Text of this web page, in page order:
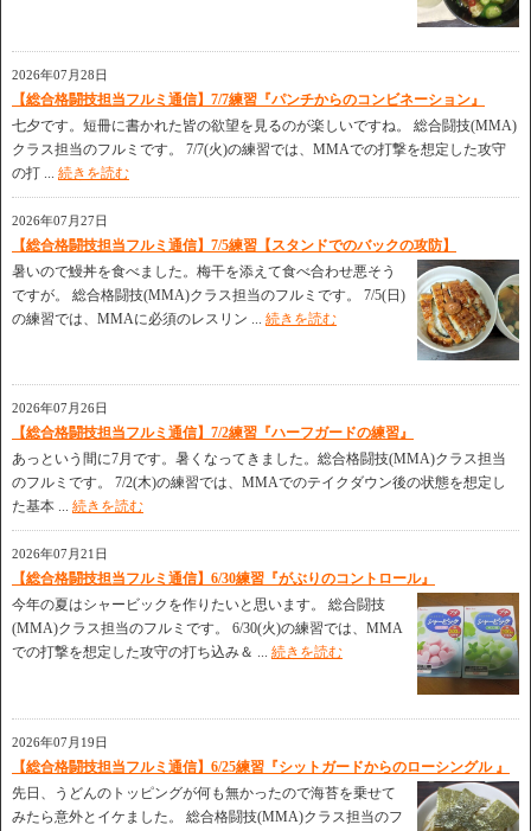
2026年07月28日
【総合格闘技担当フルミ通信】7/7練習『パンチからのコンビネーション』
七夕です。短冊に書かれた皆の欲望を見るのが楽しいですね。 総合闘技(MMA)
クラス担当のフルミです。 7/7(火)の練習では、MMAでの打撃を想定した攻守
の打 ... 続きを読む
2026年07月27日
【総合格闘技担当フルミ通信】7/5練習【スタンドでのバックの攻防】
暑いので鰻丼を食べました。梅干を添えて食べ合わせ悪そう
ですが。 総合格闘技(MMA)クラス担当のフルミです。 7/5(日)
の練習では、MMAに必須のレスリン ... 続きを読む
2026年07月26日
【総合格闘技担当フルミ通信】7/2練習『ハーフガードの練習』
あっという間に7月です。暑くなってきました。総合格闘技(MMA)クラス担当
のフルミです。 7/2(木)の練習では、MMAでのテイクダウン後の状態を想定し
た基本 ... 続きを読む
2026年07月21日
【総合格闘技担当フルミ通信】6/30練習『がぶりのコントロール』
今年の夏はシャービックを作りたいと思います。 総合闘技
(MMA)クラス担当のフルミです。 6/30(火)の練習では、MMA
での打撃を想定した攻守の打ち込み＆ ... 続きを読む
2026年07月19日
【総合格闘技担当フルミ通信】6/25練習『シットガードからのローシングル 』
先日、うどんのトッピングが何も無かったので海苔を乗せて
みたら意外とイケました。 総合格闘技(MMA)クラス担当のフ